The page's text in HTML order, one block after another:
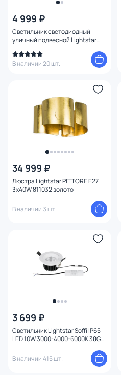
4 999 ₽
Светильник светодиодный
уличный подвесной Lightstar
В наличии 20 шт.
34 999 ₽
Люстра Lightstar PITTORE E27
3х40W 811032 золото
В наличии 3 шт.
3 699 ₽
Светильник Lightstar Soffi IP65
LED 10W 3000-4000-6000K 38G
В наличии 415 шт.